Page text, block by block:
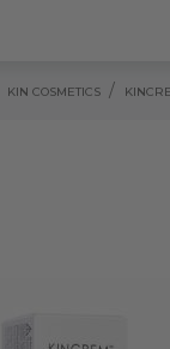
KIN COSMETICS